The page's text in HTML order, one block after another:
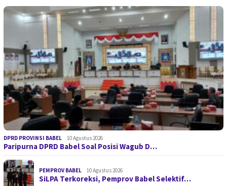
DPRD PROVINSI BABEL 10 Agustus 2026
Paripurna DPRD Babel Soal Posisi Wagub D…
PEMPROV BABEL 10 Agustus 2026
SiLPA Terkoreksi, Pemprov Babel Selektif…